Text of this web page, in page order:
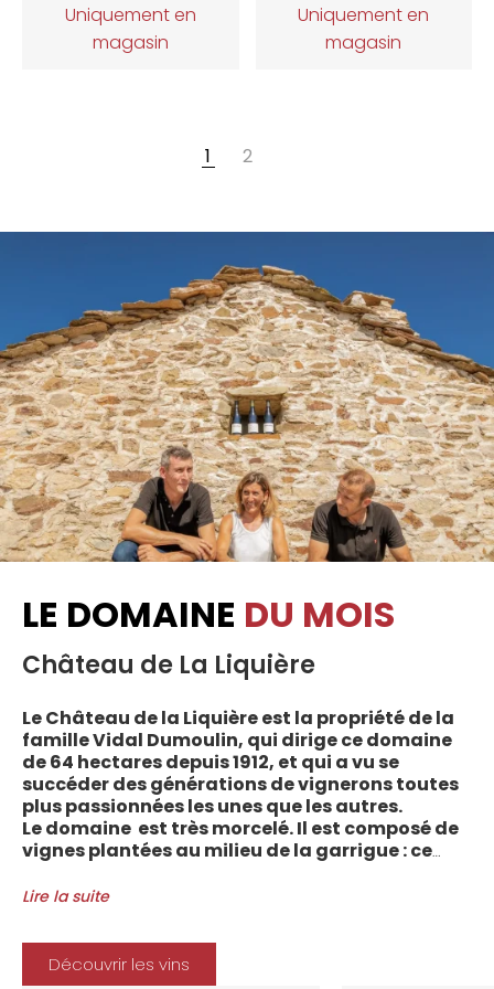
Uniquement en
magasin
Uniquement en
magasin
1 2
LE DOMAINE DU MOIS
Château de La Liquière
Le Château de la Liquière est la propriété de la
famille Vidal Dumoulin, qui dirige ce domaine
de 64 hectares depuis 1912, et qui a vu se
succéder des générations de vignerons toutes
plus passionnées les unes que les autres.
Le domaine est très morcelé. Il est composé de
vignes plantées au milieu de la garrigue : ce
entre les villages d’Autignac, Caussiniojouls,
l’Appellation. La grande majorité des parcelles,
sur sols de schistes, font face au sud, à la
Méditerranée.
Lire la suite
Découvrir les vins